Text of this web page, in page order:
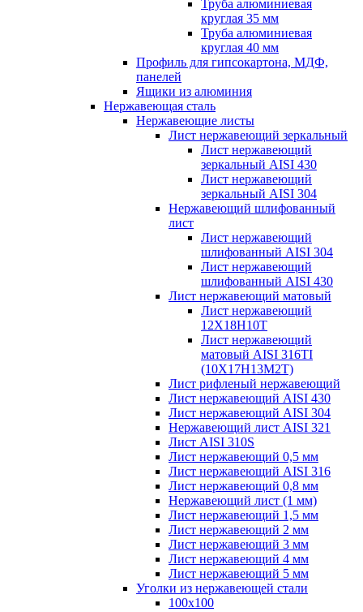
Труба алюминиевая
круглая 35 мм
Труба алюминиевая
круглая 40 мм
Профиль для гипсокартона, МДФ,
панелей
Ящики из алюминия
Нержавеющая сталь
Нержавеющие листы
Лист нержавеющий зеркальный
Лист нержавеющий
зеркальный AISI 430
Лист нержавеющий
зеркальный AISI 304
Нержавеющий шлифованный
лист
Лист нержавеющий
шлифованный AISI 304
Лист нержавеющий
шлифованный AISI 430
Лист нержавеющий матовый
Лист нержавеющий
12X18H10T
Лист нержавеющий
матовый AISI 316TI
(10Х17Н13М2Т)
Лист рифленый нержавеющий
Лист нержавеющий AISI 430
Лист нержавеющий AISI 304
Нержавеющий лист AISI 321
Лист AISI 310S
Лист нержавеющий 0,5 мм
Лист нержавеющий AISI 316
Лист нержавеющий 0,8 мм
Нержавеющий лист (1 мм)
Лист нержавеющий 1,5 мм
Лист нержавеющий 2 мм
Лист нержавеющий 3 мм
Лист нержавеющий 4 мм
Лист нержавеющий 5 мм
Уголки из нержавеющей стали
100х100